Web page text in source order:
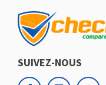
SUIVEZ-NOUS